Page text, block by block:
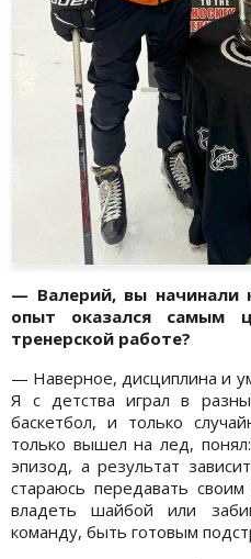
— Валерий, вы начинали
опыт оказался самым
тренерской работе?
— Наверное, дисциплина и
Я с детства играл в
баскетбол, и только
только вышел на лед,
эпизод, а результат
стараюсь передавать
владеть шайбой или
команду, быть готовым